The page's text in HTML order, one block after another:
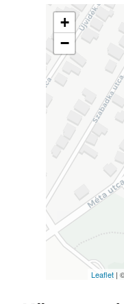
+
−
Leaflet|